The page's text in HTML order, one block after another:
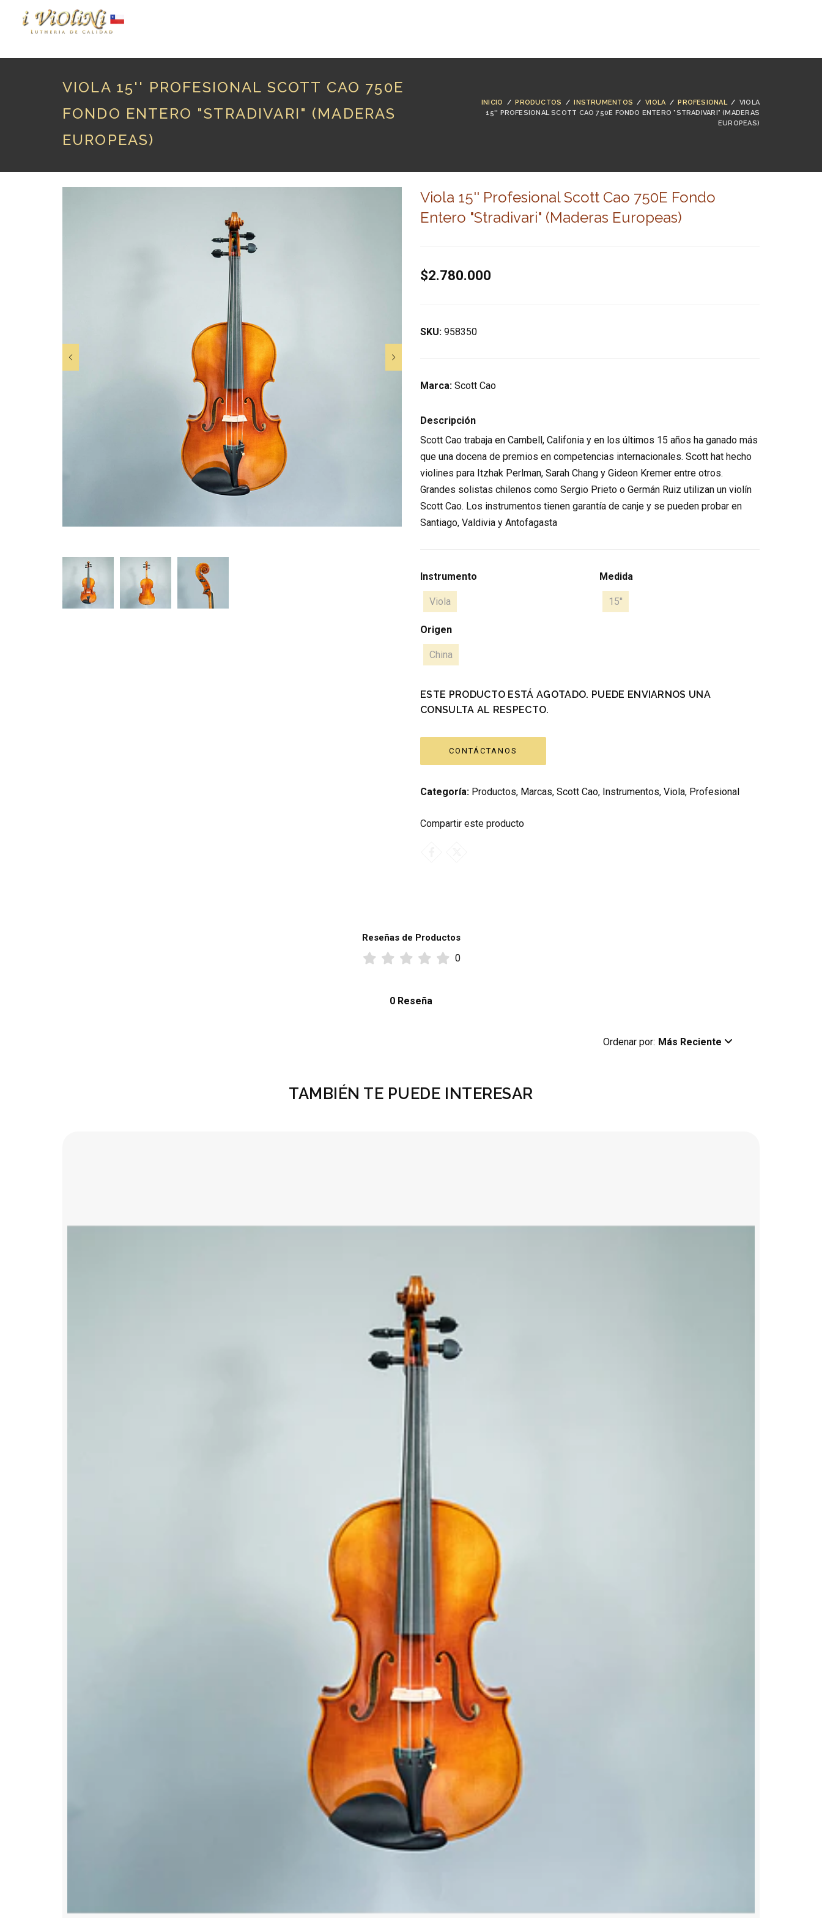
VIOLA 15'' PROFESIONAL SCOTT CAO 750E
FONDO ENTERO "STRADIVARI" (MADERAS
EUROPEAS)
INICIO /PRODUCTOS /INSTRUMENTOS /VIOLA /PROFESIONAL / VIOLA
15'' PROFESIONAL SCOTT CAO 750E FONDO ENTERO "STRADIVARI" (MADERAS
EUROPEAS)
Viola 15'' Profesional Scott Cao 750E Fondo
Entero "Stradivari" (Maderas Europeas)
$2.780.000
SKU: 958350
Marca: Scott Cao
Descripción
Scott Cao trabaja en Cambell, Califonia y en los últimos 15 años ha ganado más
que una docena de premios en competencias internacionales. Scott hat hecho
violines para Itzhak Perlman, Sarah Chang y Gideon Kremer entre otros.
Grandes solistas chilenos como Sergio Prieto o Germán Ruiz utilizan un violín
Scott Cao. Los instrumentos tienen garantía de canje y se pueden probar en
Santiago, Valdivia y Antofagasta
Instrumento
Viola
Medida
15''
Origen
China
ESTE PRODUCTO ESTÁ AGOTADO. PUEDE ENVIARNOS UNA
CONSULTA AL RESPECTO.
CONTÁCTANOS
Categoría: Productos, Marcas, Scott Cao, Instrumentos, Viola, Profesional
Compartir este producto
Reseñas de Productos
0
0 Reseña
Ordenar por: Más Reciente
TAMBIÉN TE PUEDE INTERESAR